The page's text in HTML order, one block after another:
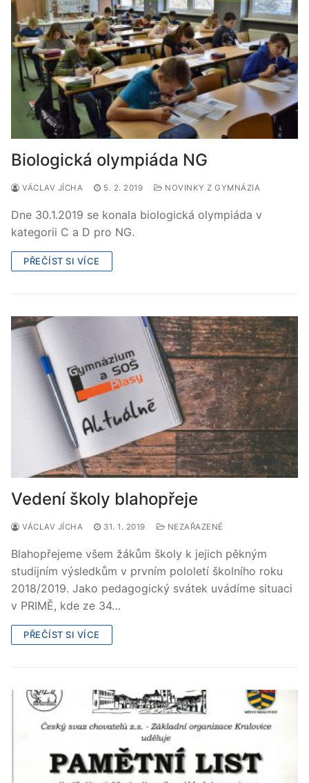
Biologická olympiáda NG
VÁCLAV JÍCHA 5. 2. 2019 NOVINKY Z GYMNÁZIA
Dne 30.1.2019 se konala biologická olympiáda v
kategorii C a D pro NG.
PŘEČÍST SI VÍCE
Vedení školy blahopřeje
VÁCLAV JÍCHA 31. 1. 2019 NEZAŘAZENÉ
Blahopřejeme všem žákům školy k jejich pěkným
studijním výsledkům v prvním pololetí školního roku
2018/2019. Jako pedagogický svátek uvádíme situaci
v PRIMĚ, kde ze 34…
PŘEČÍST SI VÍCE